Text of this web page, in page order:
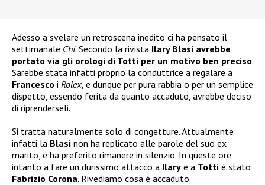
Adesso a svelare un retroscena inedito ci ha pensato il
settimanale Chi. Secondo la rivista Ilary Blasi avrebbe
portato via gli orologi di Totti per un motivo ben preciso.
Sarebbe stata infatti proprio la conduttrice a regalare a
Francesco i Rolex , e dunque per pura rabbia o per un semplice
dispetto, essendo ferita da quanto accaduto, avrebbe deciso
di riprenderseli.
Si tratta naturalmente solo di congetture. Attualmente
infatti la Blasi non ha replicato alle parole del suo ex
marito, e ha preferito rimanere in silenzio. In queste ore
intanto a fare un durissimo attacco a Ilary e a Totti è stato
Fabrizio Corona. Rivediamo cosa è accaduto.